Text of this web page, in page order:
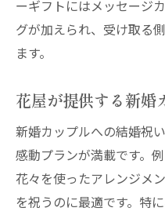
ーギフトにはメッセージ
グが加えられ、受け取る
ます。
花屋が提供する新婚
新婚カップルへの結婚祝
感動プランが満載です。
花々を使ったアレンジメ
を祝うのに最適です。特